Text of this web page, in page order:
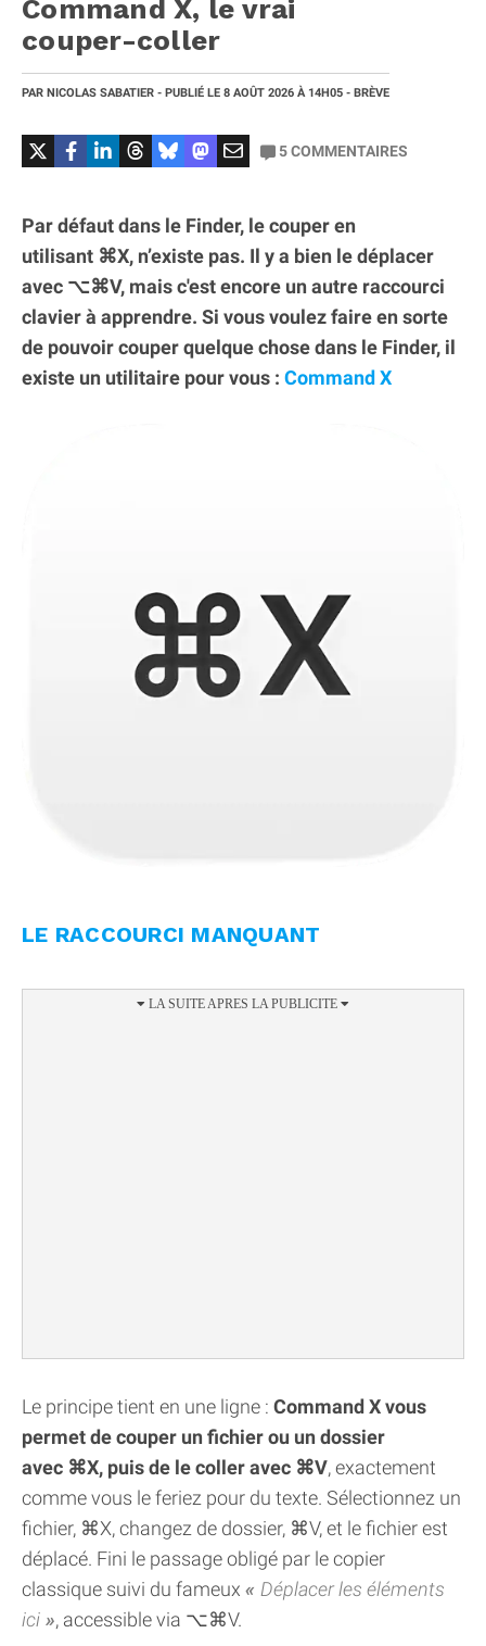
Command X, le vrai
couper-coller
PAR NICOLAS SABATIER - PUBLIÉ LE 8 AOÛT 2026 À 14H05 - BRÈVE
5COMMENTAIRES
Par défaut dans le Finder, le couper en
utilisant ⌘X, n’existe pas. Il y a bien le déplacer
avec ⌥⌘V, mais c'est encore un autre raccourci
clavier à apprendre. Si vous voulez faire en sorte
de pouvoir couper quelque chose dans le Finder, il
existe un utilitaire pour vous : Command X
LE RACCOURCI MANQUANT
Le principe tient en une ligne : Command X vous
permet de couper un fichier ou un dossier
avec ⌘X, puis de le coller avec ⌘V, exactement
comme vous le feriez pour du texte. Sélectionnez un
fichier, ⌘X, changez de dossier, ⌘V, et le fichier est
déplacé. Fini le passage obligé par le copier
classique suivi du fameux
Déplacer les éléments
ici
, accessible via ⌥⌘V.